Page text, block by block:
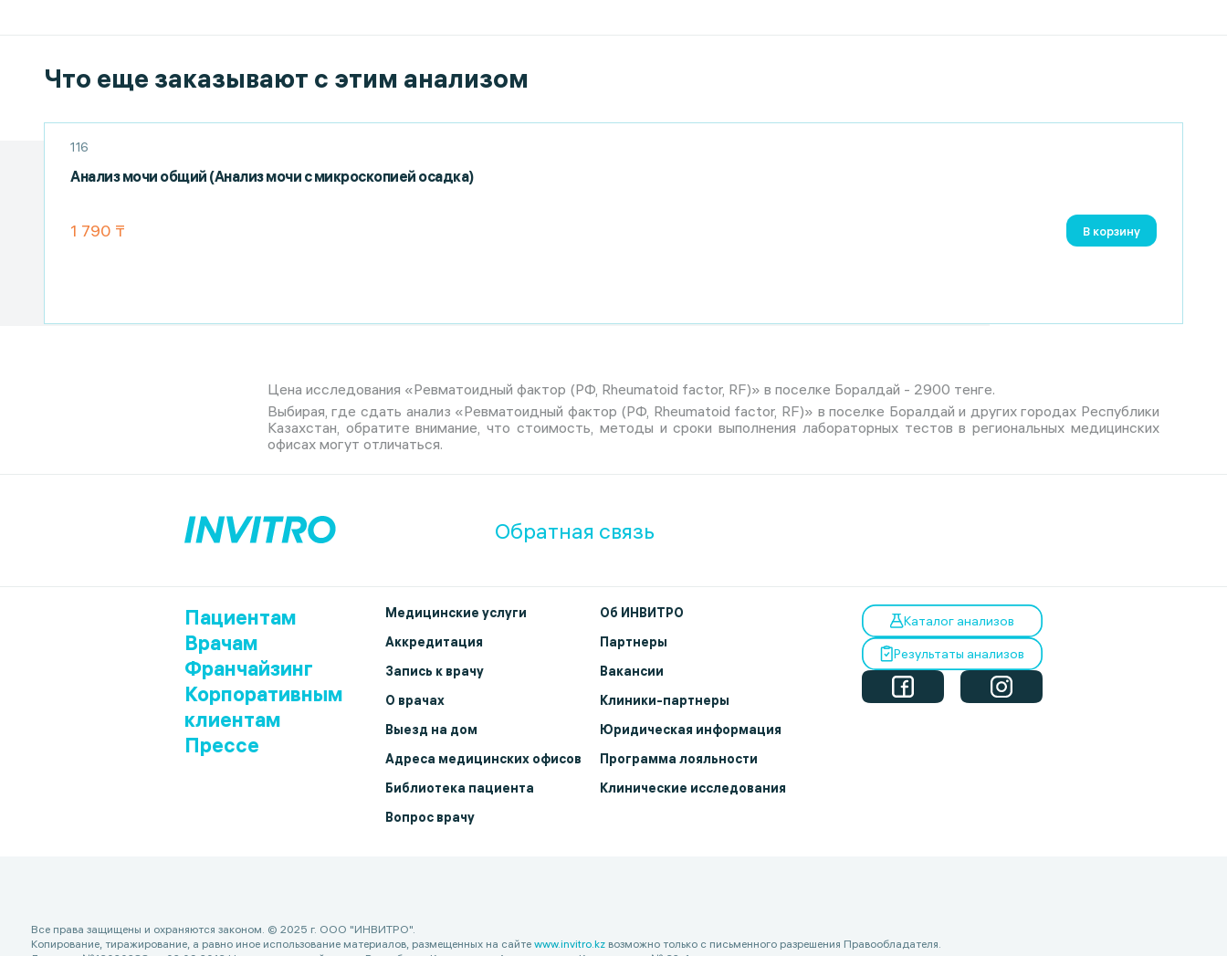
Что еще заказывают с этим анализом
116
Анализ мочи общий (Анализ мочи с микроскопией осадка)
1 790 ₸ В корзину
Цена исследования «Ревматоидный фактор (РФ, Rheumatoid factor, RF)» в поселке Боралдай - 2900 тенге.
Выбирая, где сдать анализ «Ревматоидный фактор (РФ, Rheumatoid factor, RF)» в поселке Боралдай и других городах Республики
Казахстан, обратите внимание, что стоимость, методы и сроки выполнения лабораторных тестов в региональных медицинских
офисах могут отличаться.
Обратная связь
Пациентам
Врачам
Франчайзинг
Корпоративным
клиентам
Прессе
Медицинские услуги
Аккредитация
Запись к врачу
О врачах
Выезд на дом
Адреса медицинских офисов
Библиотека пациента
Вопрос врачу
Об ИНВИТРО
Партнеры
Вакансии
Клиники-партнеры
Юридическая информация
Программа лояльности
Клинические исследования
Каталог анализов
Результаты анализов
Все права защищены и охраняются законом. © 2025 г. ООО "ИНВИТРО".
Копирование, тиражирование, а равно иное использование материалов, размещенных на сайте www.invitro.kz возможно только с письменного разрешения Правообладателя.